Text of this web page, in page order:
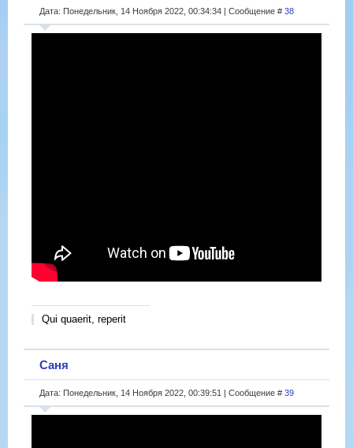
Дата: Понедельник, 14 Ноября 2022, 00:34:34 | Сообщение # 38
Qui quaerit, reperit
Саня
Дата: Понедельник, 14 Ноября 2022, 00:39:51 | Сообщение # 39